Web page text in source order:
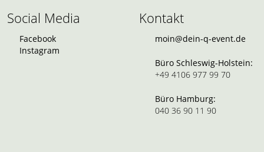
Social Media
Facebook
Instagram
Kontakt
moin@dein-q-event.de
Büro Schleswig-Holstein:
+49 4106 977 99 70
Büro Hamburg:
040 36 90 11 90